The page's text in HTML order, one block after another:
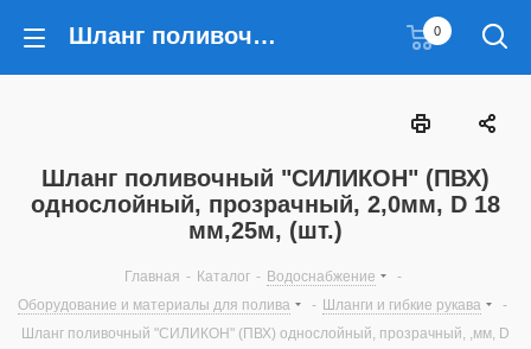
Шланг поливочный "СИЛИКОН" (ПВХ) однослойный, прозрачный, 2,0мм, D 18 мм,25м, (шт.) 0
Шланг поливочный "СИЛИКОН" (ПВХ)
однослойный, прозрачный, 2,0мм, D 18
мм,25м, (шт.)
Главная - Каталог - Водоснабжение
-
Оборудование и материалы для полива
- Шланги и гибкие рукава
-
Шланг поливочный "СИЛИКОН" (ПВХ) однослойный, прозрачный, ,мм, D